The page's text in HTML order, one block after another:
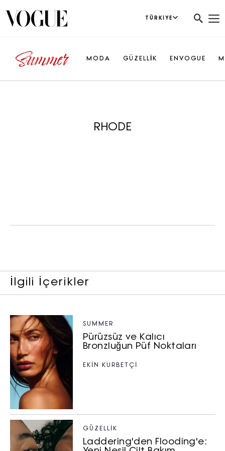
TÜRKIYE
MODA GÜZELLİK ENVOGUE
Haftalık E-Bülten
Moda dünyasında neler oluyor? Yeni
RHODE
İlgili İçerikler
SUMMER
Pürüzsüz ve Kalıcı
Bronzluğun Püf Noktaları
EKİN KURBETÇİ
GÜZELLIK
Laddering'den Flooding'e: